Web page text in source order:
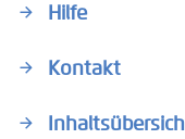
Hilfe
Kontakt